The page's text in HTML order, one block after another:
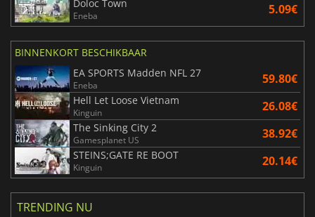
Doloc Town
Eneba 5.09€
BINNENKORT BESCHIKBAAR
EA SPORTS Madden NFL 27
Eneba 59.80€
Hell Let Loose Vietnam
Kinguin 26.08€
The Sinking City 2
Gamesplanet US 38.92€
STEINS;GATE RE BOOT
Kinguin 20.14€
TRENDING NU